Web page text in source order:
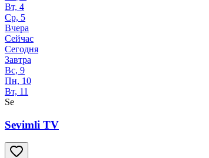
Вт, 4
Ср, 5
Вчера
Сейчас
Сегодня
Завтра
Вс, 9
Пн, 10
Вт, 11
Se
Sevimli TV